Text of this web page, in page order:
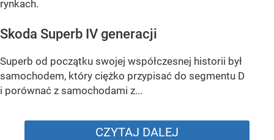
rynkach.
Skoda Superb IV generacji
Superb od początku swojej współczesnej historii był
samochodem, który ciężko przypisać do segmentu D
i porównać z samochodami z...
CZYTAJ DALEJ